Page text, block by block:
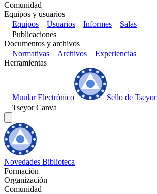
Comunidad
Equipos y usuarios
Equipos
Usuarios Informes
Salas
Publicaciones
Documentos y archivos
Normativas
Archivos
Experiencias
Herramientas
Muular Electrónico Sello de Tseyor
Tseyor Canva
Novedades Biblioteca
Formación
Organización
Comunidad